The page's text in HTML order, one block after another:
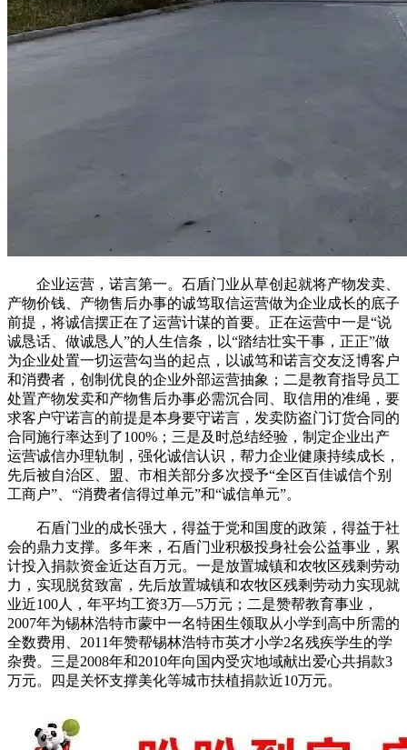
企业运营，诺言第一。石盾门业从草创起就将产物发卖、
产物价钱、产物售后办事的诚笃取信运营做为企业成长的底子
前提，将诚信摆正在了运营计谋的首要。正在运营中一是“说
诚恳话、做诚恳人”的人生信条，以“踏结壮实干事，正正”做
为企业处置一切运营勾当的起点，以诚笃和诺言交友泛博客户
和消费者，创制优良的企业外部运营抽象；二是教育指导员工
处置产物发卖和产物售后办事必需沉合同、取信用的准绳，要
求客户守诺言的前提是本身要守诺言，发卖防盗门订货合同的
合同施行率达到了100%；三是及时总结经验，制定企业出产
运营诚信办理轨制，强化诚信认识，帮力企业健康持续成长，
先后被自治区、盟、市相关部分多次授予“全区百佳诚信个别
工商户”、“消费者信得过单元”和“诚信单元”。
石盾门业的成长强大，得益于党和国度的政策，得益于社
会的鼎力支撑。多年来，石盾门业积极投身社会公益事业，累
计投入捐款资金近达百万元。一是放置城镇和农牧区残剩劳动
力，实现脱贫致富，先后放置城镇和农牧区残剩劳动力实现就
业近100人，年平均工资3万—5万元；二是赞帮教育事业，
2007年为锡林浩特市蒙中一名特困生领取从小学到高中所需的
全数费用、2011年赞帮锡林浩特市英才小学2名残疾学生的学
杂费。三是2008年和2010年向国内受灾地域献出爱心共捐款3
万元。四是关怀支撑美化等城市扶植捐款近10万元。